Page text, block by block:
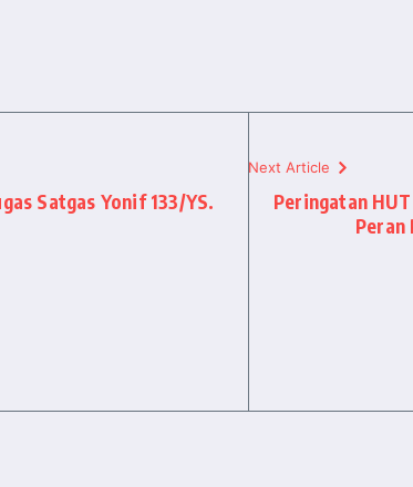
Satgas Yonif 133/YS.
Next Article
Peringatan
Peran